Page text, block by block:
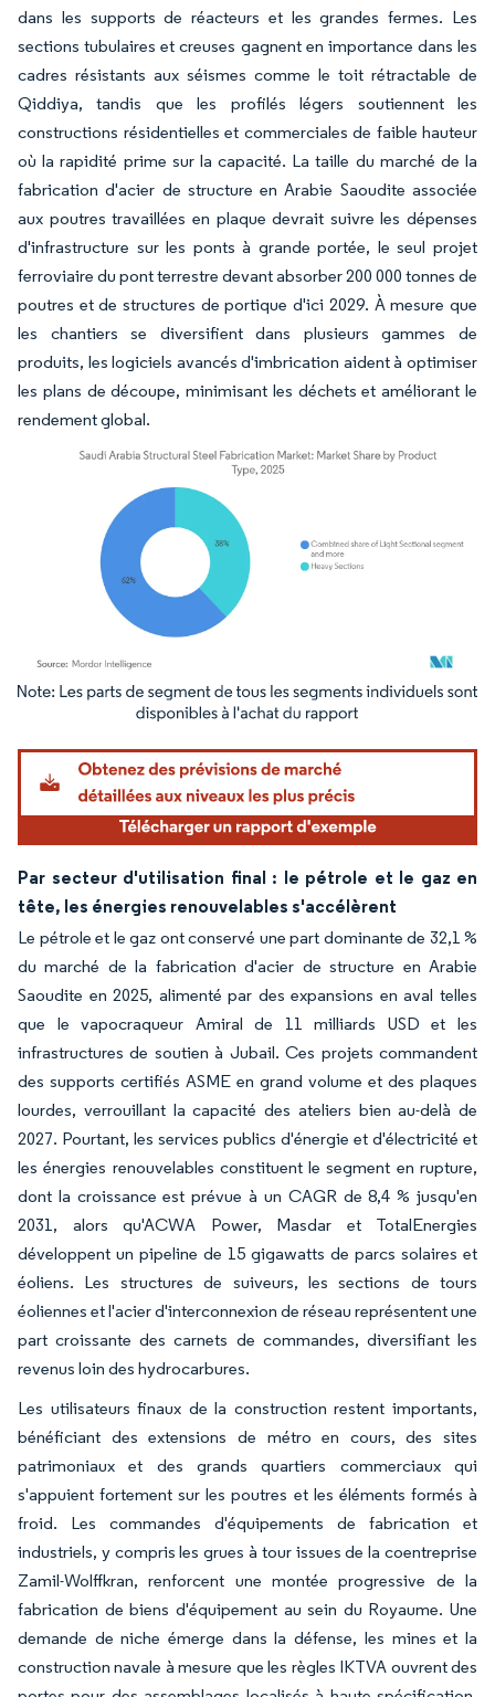
dans les supports de réacteurs et les grandes fermes. Les
sections tubulaires et creuses gagnent en importance dans les
cadres résistants aux séismes comme le toit rétractable de
Qiddiya, tandis que les profilés légers soutiennent les
constructions résidentielles et commerciales de faible hauteur
où la rapidité prime sur la capacité. La taille du marché de la
fabrication d'acier de structure en Arabie Saoudite associée
aux poutres travaillées en plaque devrait suivre les dépenses
d'infrastructure sur les ponts à grande portée, le seul projet
ferroviaire du pont terrestre devant absorber 200 000 tonnes de
poutres et de structures de portique d'ici 2029. À mesure que
les chantiers se diversifient dans plusieurs gammes de
produits, les logiciels avancés d'imbrication aident à optimiser
les plans de découpe, minimisant les déchets et améliorant le
rendement global.
Image © Mordor Intelligence. La réutilisation nécessite une attribution sous CC BY
Par secteur d'utilisation final : le pétrole et le gaz en
tête, les énergies renouvelables s'accélèrent
Le pétrole et le gaz ont conservé une part dominante de 32,1 %
du marché de la fabrication d'acier de structure en Arabie
Saoudite en 2025, alimenté par des expansions en aval telles
que le vapocraqueur Amiral de 11 milliards USD et les
infrastructures de soutien à Jubail. Ces projets commandent
des supports certifiés ASME en grand volume et des plaques
lourdes, verrouillant la capacité des ateliers bien au-delà de
2027. Pourtant, les services publics d'énergie et d'électricité et
les énergies renouvelables constituent le segment en rupture,
dont la croissance est prévue à un CAGR de 8,4 % jusqu'en
2031, alors qu'ACWA Power, Masdar et TotalEnergies
développent un pipeline de 15 gigawatts de parcs solaires et
éoliens. Les structures de suiveurs, les sections de tours
éoliennes et l'acier d'interconnexion de réseau représentent une
part croissante des carnets de commandes, diversifiant les
revenus loin des hydrocarbures.
Les utilisateurs finaux de la construction restent importants,
bénéficiant des extensions de métro en cours, des sites
patrimoniaux et des grands quartiers commerciaux qui
s'appuient fortement sur les poutres et les éléments formés à
froid. Les commandes d'équipements de fabrication et
industriels, y compris les grues à tour issues de la coentreprise
Zamil-Wolffkran, renforcent une montée progressive de la
fabrication de biens d'équipement au sein du Royaume. Une
demande de niche émerge dans la défense, les mines et la
construction navale à mesure que les règles IKTVA ouvrent des